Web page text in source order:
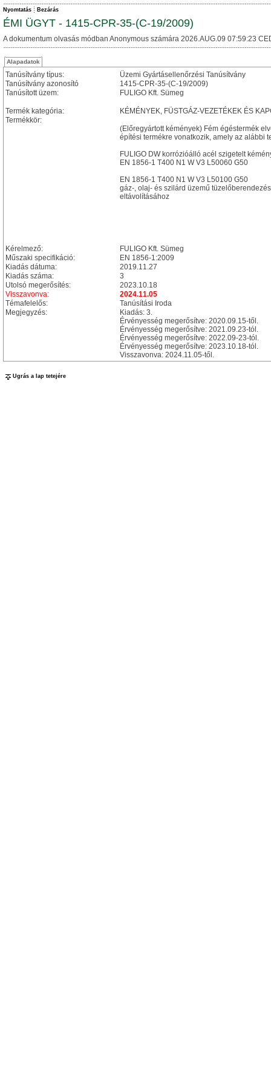
Nyomtatás Bezárás
ÉMI ÜGYT - 1415-CPR-35-(C-19/2009)
A dokumentum olvasás módban Anonymous számára 2026.AUG.09 07:59:23
Alapadatok
Tanúsítvány típus:
Üzemi Gyártásellenőrzési Tanúsítvány
Tanúsítvány azonosító
1415-CPR-35-(C-19/2009)
Tanúsított üzem:
FULIGO Kft. Sümeg
Termék kategória:
KÉMÉNYEK, FÜSTGÁZ-VEZETÉKEK ÉS
Termékkör:
(Előregyártott kémények) Fém égéstermék
építési termékre vonatkozik, amely az alábbi
FULIGO DW korrózióálló acél szigetelt
EN 1856-1 T400 N1 W V3 L50060 G50
EN 1856-1 T400 N1 W V3 L50100 G50
gáz-, olaj- és szilárd üzemű
eltávolításához
Kérelmező:
FULIGO Kft. Sümeg
Műszaki specifikáció:
EN 1856-1:2009
Kiadás dátuma:
2019.11.27
Kiadás száma:
3
Utolsó megerősítés:
2023.10.18
Visszavonva:
2024.11.05
Témafelelős:
Tanúsítási Iroda
Megjegyzés:
Kiadás: 3.
Érvényesség megerősítve: 2020.09.15-től.
Érvényesség megerősítve: 2021.09.23-tól.
Érvényesség megerősítve: 2022.09-23-tól.
Érvényesség megerősítve: 2023.10.18-tól.
Visszavonva: 2024.11.05-től.
Ugrás a lap tetejére